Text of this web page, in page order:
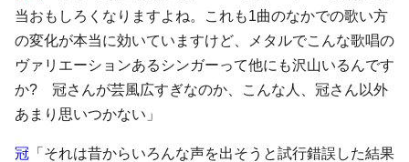
当おもしろくなりますよね。これも1曲のなかでの歌い方
の変化が本当に効いていますけど、メタルでこんな歌唱の
ヴァリエーションあるシンガーって他にも沢山いるんです
か? 冠さんが芸風広すぎなのか、こんな人、冠さん以外
あまり思いつかない」
冠 「それは昔からいろんな声を出そうと試行錯誤した結果